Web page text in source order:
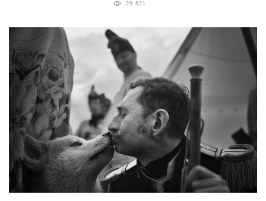
29 621